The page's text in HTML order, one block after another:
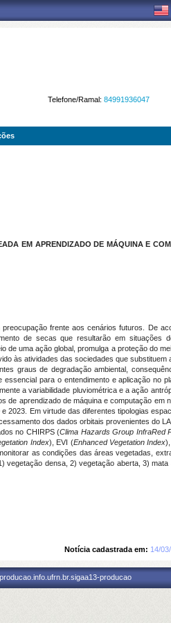
Telefone/Ramal: 84991936047
EM APRENDIZADO DE MÁQUINA E
frente aos cenários futuros. De
de secas que resultarão em situações
de uma ação global, promulga a proteção do
às atividades das sociedades que substituem
graus de degradação ambiental,
para o entendimento e aplicação no
a variabilidade pluviométrica e a ação
de aprendizado de máquina e computação em
2023. Em virtude das diferentes tipologias
dos dados orbitais provenientes do
no CHIRPS (Clima Hazards Group InfraRed
Index), EVI (Enhanced Vegetation Index
as condições das áreas vegetadas,
vegetação densa, 2) vegetação aberta, 3) mata
Notícia cadastrada em: 14/
producao